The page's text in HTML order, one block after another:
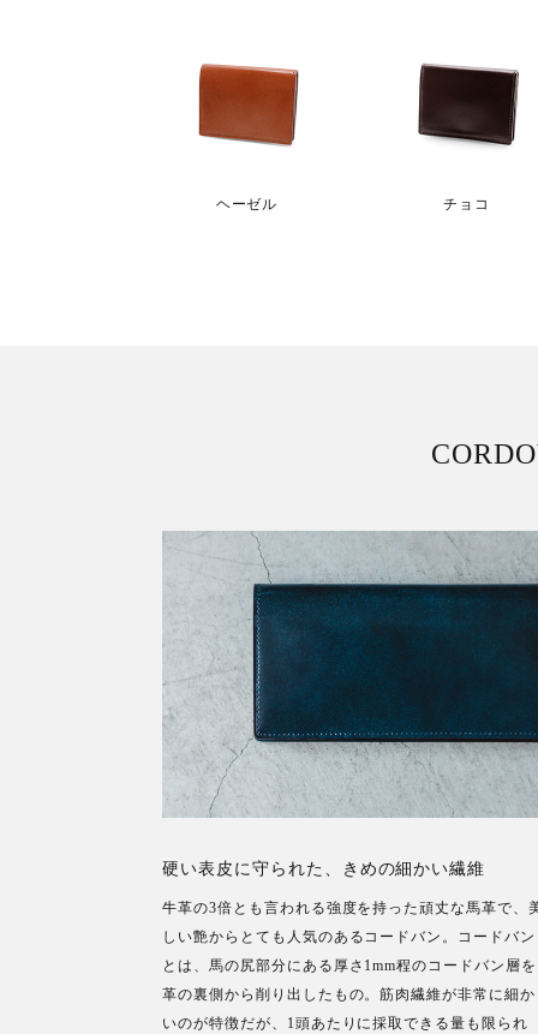
ヘーゼル チョコ
硬い表皮に守られた、きめの細かい繊維
牛革の3倍とも言われる強度を持った頑丈な馬革で、
しい艶からとても人気のあるコードバン。コードバン
とは、馬の尻部分にある厚さ1mm程のコードバン層を
革の裏側から削り出したもの。筋肉繊維が非常に細か
いのが特徴だが、1頭あたりに採取できる量も限られ